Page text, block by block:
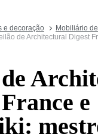
e decoração
Mobiliário
de Architectural Digest
e